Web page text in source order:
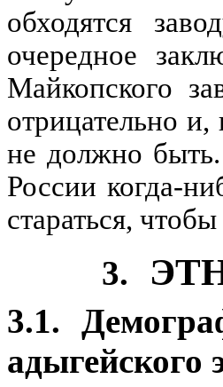
обходятся
очередное
Майкопского
отрицательно
не должно
России когда-
стараться,
3.
3.1.
адыгейского